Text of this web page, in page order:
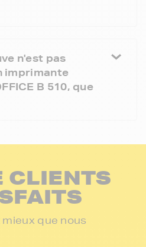
n'est pas
imprimante
B 510, que
CLIENTS
que nous